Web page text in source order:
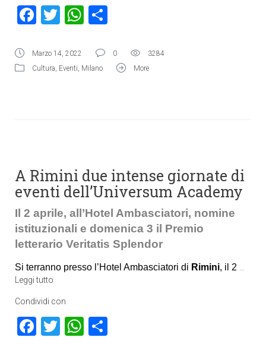
Facebook
TwitterWhatsApp
Marzo 14, 2022 0
3284
Cultura, Eventi, Milano More
A Rimini due intense giornate di
eventi dell’Universum Academy
Il 2 aprile, all’Hotel Ambasciatori, nomine
istituzionali e domenica 3 il Premio
letterario Veritatis Splendor
Si terranno presso l’Hotel Ambasciatori di Rimini, il 2
Leggi tutto
Condividi con
Facebook
TwitterWhatsApp